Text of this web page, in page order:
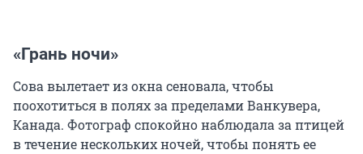
«Грань ночи»
Сова вылетает из окна сеновала, чтобы
поохотиться в полях за пределами Ванкувера,
Канада. Фотограф спокойно наблюдала за птицей
в течение нескольких ночей, чтобы понять ее